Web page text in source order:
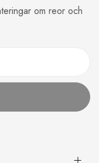
om reor och